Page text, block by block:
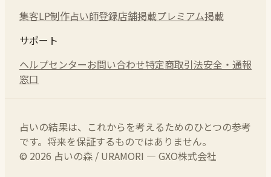
集客LP制作占い師登録店舗掲載プレミアム掲載
サポート
ヘルプセンターお問い合わせ特定商取引法安全・通報
窓口
占いの結果は、これからを考えるためのひとつの参考
です。将来を保証するものではありません。
© 2026 占いの森 / URAMORI — GXO株式会社